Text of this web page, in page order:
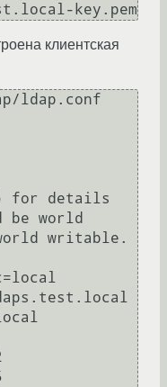
key.pem
клиентская
ldap.conf
for details
world
writable.